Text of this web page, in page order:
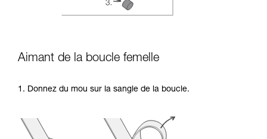
Aimant de la boucle femelle
1. Donnez du mou sur la sangle de la boucle.